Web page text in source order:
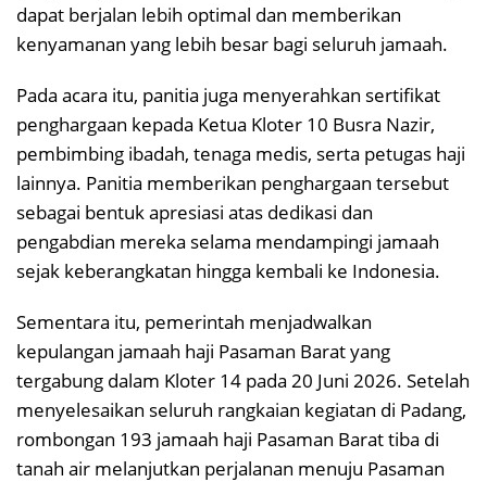
dapat berjalan lebih optimal dan memberikan
kenyamanan yang lebih besar bagi seluruh jamaah.
Pada acara itu, panitia juga menyerahkan sertifikat
penghargaan kepada Ketua Kloter 10 Busra Nazir,
pembimbing ibadah, tenaga medis, serta petugas haji
lainnya. Panitia memberikan penghargaan tersebut
sebagai bentuk apresiasi atas dedikasi dan
pengabdian mereka selama mendampingi jamaah
sejak keberangkatan hingga kembali ke Indonesia.
Sementara itu, pemerintah menjadwalkan
kepulangan jamaah haji Pasaman Barat yang
tergabung dalam Kloter 14 pada 20 Juni 2026. Setelah
menyelesaikan seluruh rangkaian kegiatan di Padang,
rombongan 193 jamaah haji Pasaman Barat tiba di
tanah air melanjutkan perjalanan menuju Pasaman